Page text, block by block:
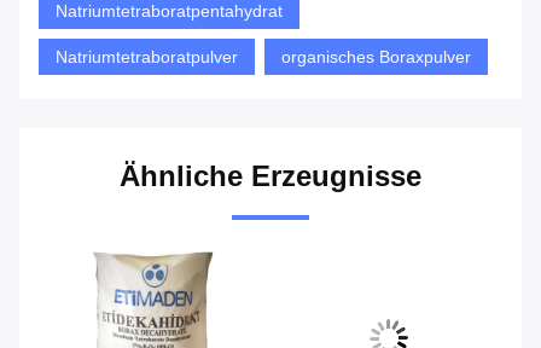
Natriumtetraboratpentahydrat
Natriumtetraboratpulver organisches Boraxpulver
Ähnliche Erzeugnisse